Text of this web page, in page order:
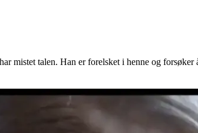
mistet talen. Han er forelsket i henne og